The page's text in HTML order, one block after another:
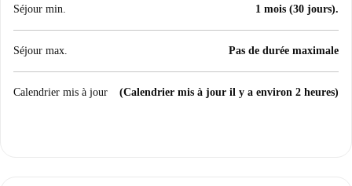
Séjour min. 1 mois (30 jours).
Séjour max. Pas de durée maximale
Calendrier mis à jour (Calendrier mis à jour il y a environ 2 heures)